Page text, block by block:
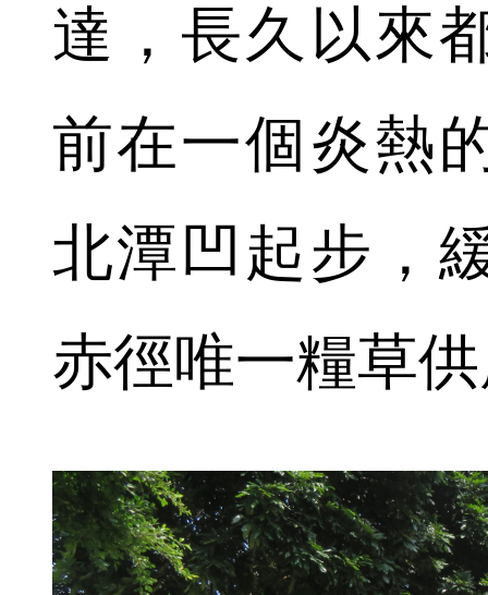
達，長久以來
前在一個炎熱
北潭凹起步，
赤徑唯一糧草